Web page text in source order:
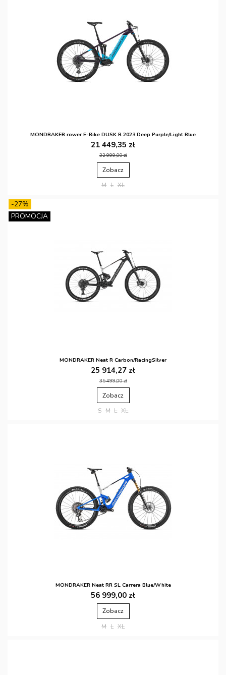
MONDRAKER rower E-Bike DUSK R 2023 Deep Purple/Light Blue
21 449,35 zł
32 999,00 zł
Zobacz
M L XL
-27%
PROMOCJA
MONDRAKER Neat R Carbon/RacingSilver
25 914,27 zł
35 499,00 zł
Zobacz
S M L XL
MONDRAKER Neat RR SL Carrera Blue/White
56 999,00 zł
Zobacz
M L XL